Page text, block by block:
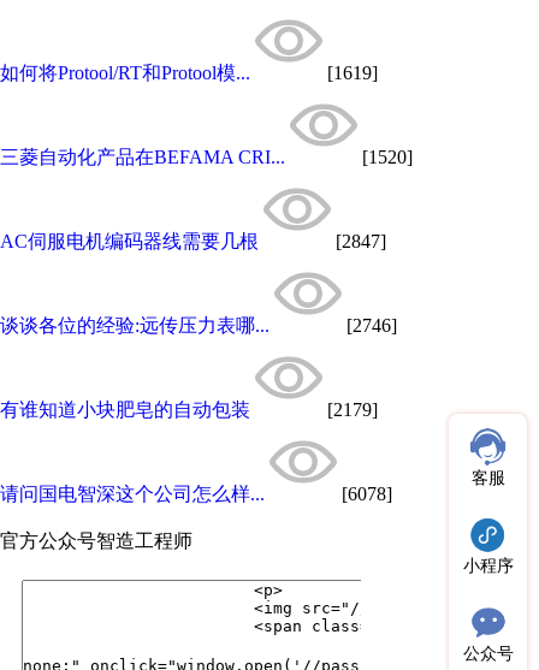
如何将Protool/RT和Protool模... [1619]
三菱自动化产品在BEFAMA CRI... [1520]
AC伺服电机编码器线需要几根 [2847]
谈谈各位的经验:远传压力表哪... [2746]
有谁知道小块肥皂的自动包装 [2179]
请问国电智深这个公司怎么样... [6078]
官方公众号智造工程师
客服
小程序
公众号